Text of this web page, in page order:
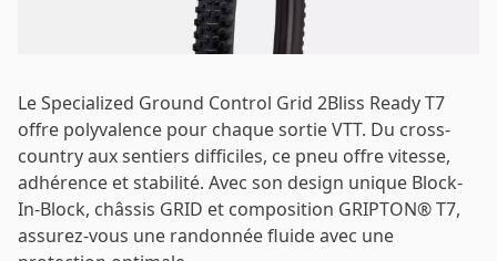
Le Specialized Ground Control Grid 2Bliss Ready T7
offre polyvalence pour chaque sortie VTT. Du cross-
country aux sentiers difficiles, ce pneu offre vitesse,
adhérence et stabilité. Avec son design unique Block-
In-Block, châssis GRID et composition GRIPTON® T7,
assurez-vous une randonnée fluide avec une
Se connecter
Se souvenir de moi Mot de passe oublié ?